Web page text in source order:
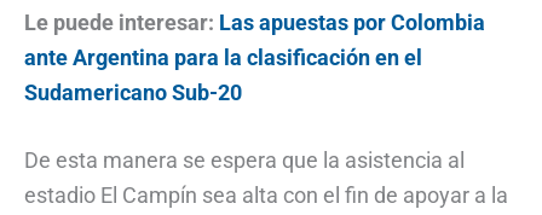
Le puede interesar: Las apuestas por Colombia
ante Argentina para la clasificación en el
Sudamericano Sub-20
De esta manera se espera que la asistencia al
estadio El Campín sea alta con el fin de apoyar a la